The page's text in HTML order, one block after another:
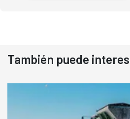
También puede